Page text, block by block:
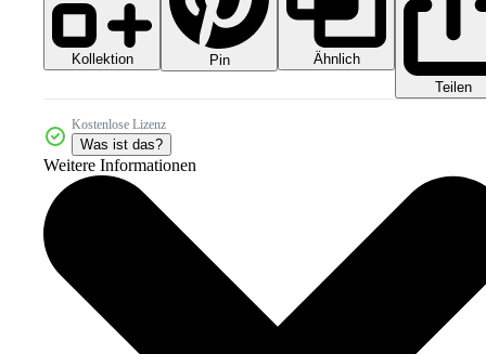
Kollektion Pin
Ähnlich
Teilen
Kostenlose Lizenz
Was ist das?
Weitere Informationen